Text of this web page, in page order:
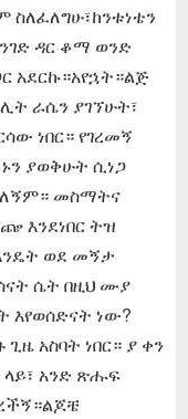
ዳር ቆማ ወንድ
አደርኩ።አየኋት።ልጅ
ራሴን ያገኘሁት፣
ነበር። የገረመኝ
ያወቅሁት ሲነጋ
መስማትና
እንደነበር ትዝ
ወደ መኝታ
ሴት በዚህ ሙያ
እየወሰድናት ነው?
አስባት ነበር። ያ ቀን
ላይ፣ አንድ ጽሑፍ